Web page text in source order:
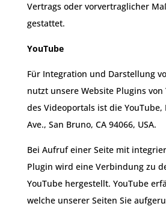
Vertrags oder vorvertraglicher
gestattet.
YouTube
Für Integration und Darstellung
nutzt unsere Website Plugins von
des Videoportals ist die YouTube,
Ave., San Bruno, CA 94066, USA.
Bei Aufruf einer Seite mit
Plugin wird eine Verbindung zu
YouTube hergestellt. YouTube
welche unserer Seiten Sie